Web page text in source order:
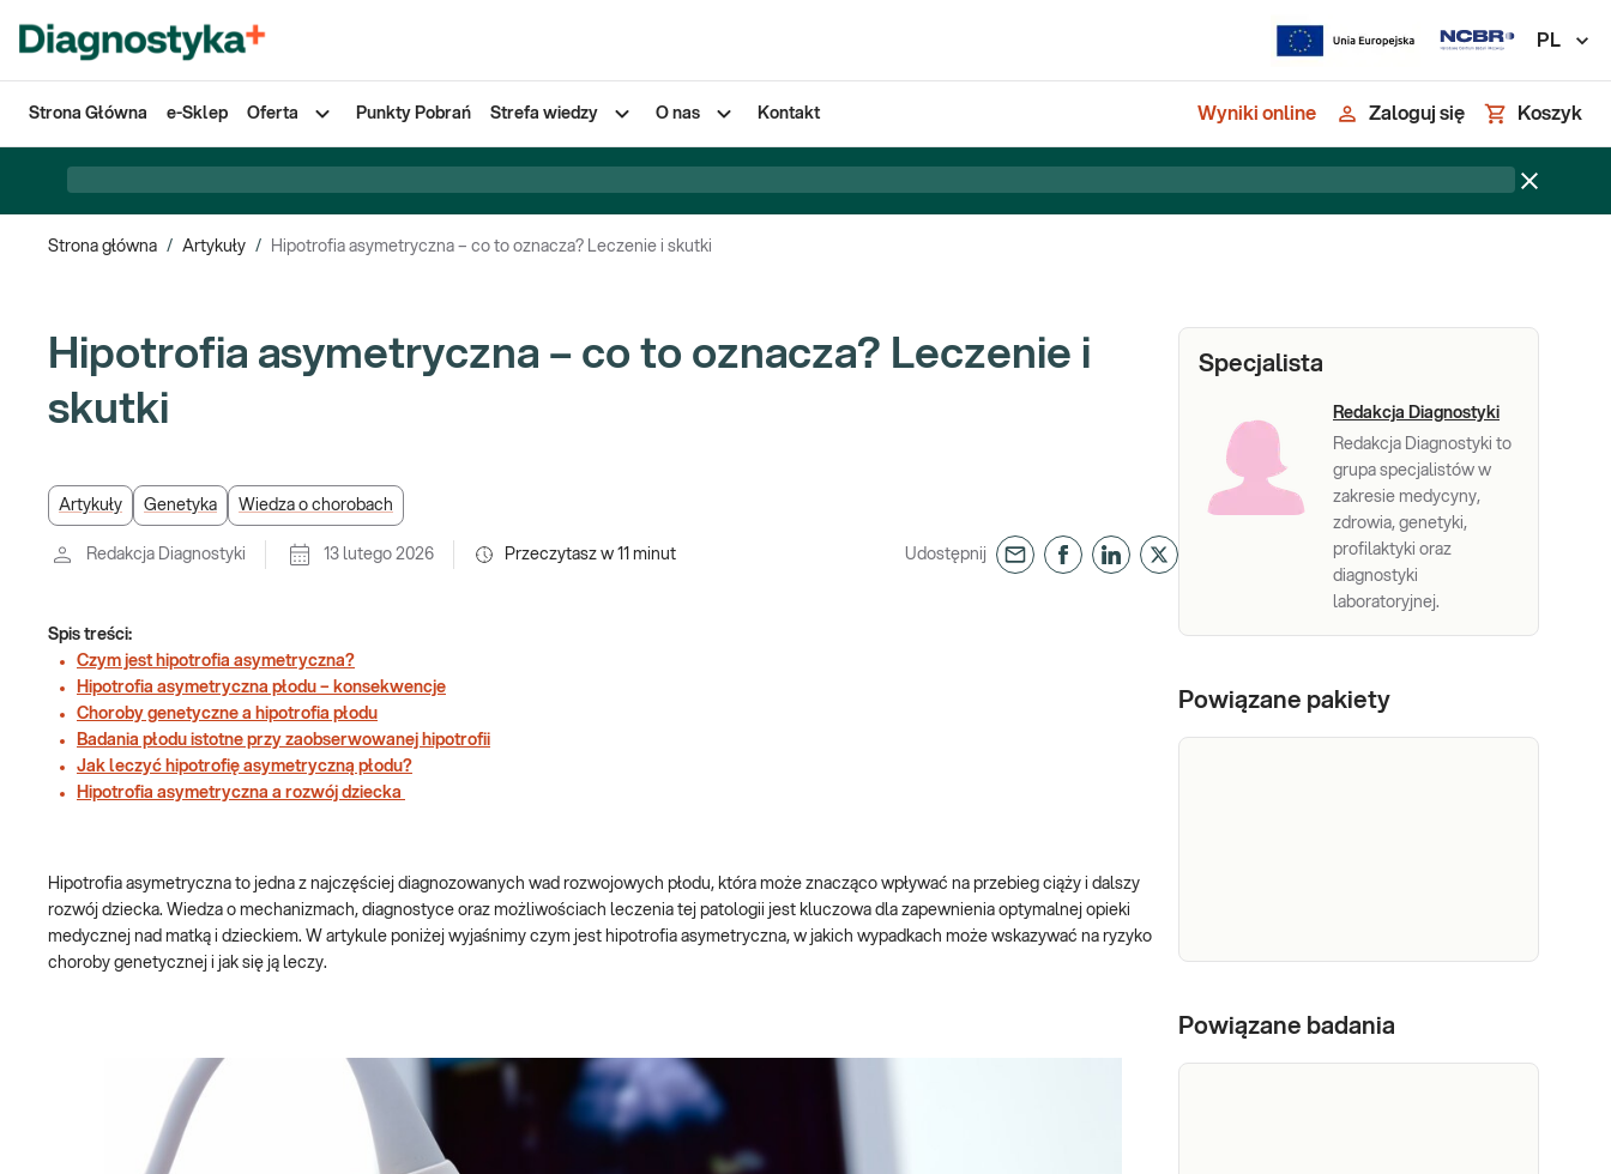
PL
Strona Główna e-Sklep Oferta Punkty Pobrań Strefa wiedzy O nas Kontakt Wyniki online Zaloguj się Koszyk
Strona główna / Artykuły / Hipotrofia asymetryczna – co to oznacza? Leczenie i skutki
Hipotrofia asymetryczna – co to oznacza? Leczenie i
skutki
Artykuły Genetyka Wiedza o chorobach
Redakcja Diagnostyki 13 lutego 2026 Przeczytasz w 11 minut Udostępnij
Spis treści:
Czym jest hipotrofia asymetryczna?
Hipotrofia asymetryczna płodu – konsekwencje
Choroby genetyczne a hipotrofia płodu
Badania płodu istotne przy zaobserwowanej hipotrofii
Jak leczyć hipotrofię asymetryczną płodu?
Hipotrofia asymetryczna a rozwój dziecka
Hipotrofia asymetryczna to jedna z najczęściej diagnozowanych wad rozwojowych płodu, która może znacząco wpływać na przebieg ciąży i dalszy
rozwój dziecka. Wiedza o mechanizmach, diagnostyce oraz możliwościach leczenia tej patologii jest kluczowa dla zapewnienia optymalnej opieki
medycznej nad matką i dzieckiem. W artykule poniżej wyjaśnimy czym jest hipotrofia asymetryczna, w jakich wypadkach może wskazywać na ryzyko
choroby genetycznej i jak się ją leczy.
Specjalista
Redakcja Diagnostyki
Redakcja Diagnostyki to
grupa specjalistów w
zakresie medycyny,
zdrowia, genetyki,
profilaktyki oraz
diagnostyki
laboratoryjnej.
Powiązane pakiety
test
badania: Niepokój przyszłej
mamy Wiek ciężarnej >35 lat
Powiązane badania